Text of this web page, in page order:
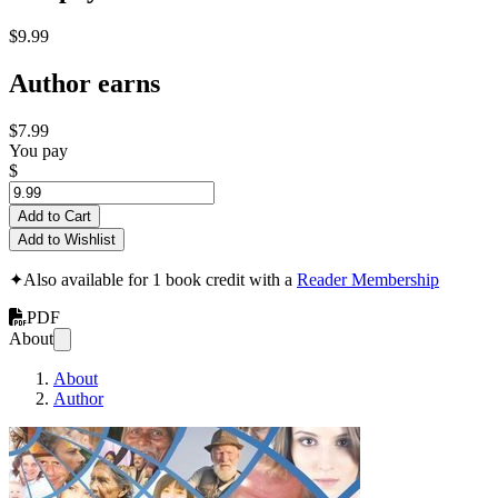
$9.99
Author earns
$7.99
You pay
$
Add to Cart
Add to Wishlist
✦Also available for 1 book credit with a Reader Membership
PDF
About
About
Author
KonsenT-